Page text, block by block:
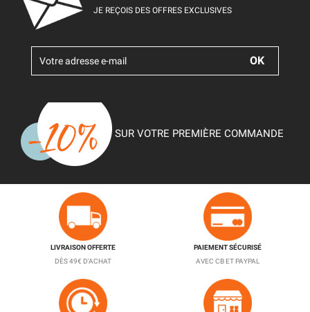
JE REÇOIS DES OFFRES EXCLUSIVES
SUR VOTRE PREMIÈRE COMMANDE
LIVRAISON OFFERTE
DÈS 49€ D'ACHAT
PAIEMENT SÉCURISÉ
AVEC CB ET PAYPAL